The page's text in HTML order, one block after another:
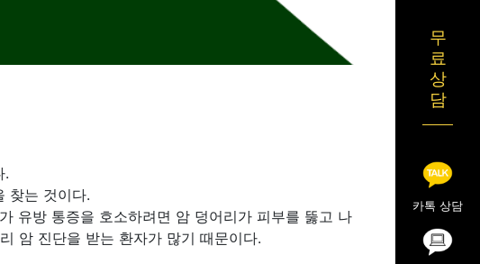
.
찾는 것이다.
유방 통증을 호소하려면 암 덩어리가 피부를 뚫고 나
암 진단을 받는 환자가 많기 때문이다.
무
료
상
담
카톡 상담